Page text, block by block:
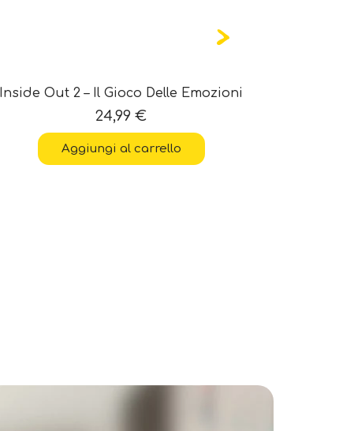
Inside Out 2 – Il Gioco Delle Emozioni
24,99€
Aggiungi al carrello